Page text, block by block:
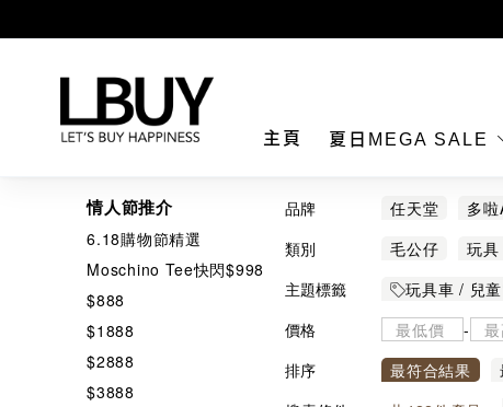
主頁 夏日MEGA SALE
情人節推介
6.18購物節精選
Moschino Tee快閃$998
$888
$1888
$2888
$3888
品牌 任天堂 多啦
Rastar
Frozen 2
Range Rover
類別
毛公仔 玩具
主題標籤
玩具車 / 兒
Melody
價格
-
排序
最符合結果